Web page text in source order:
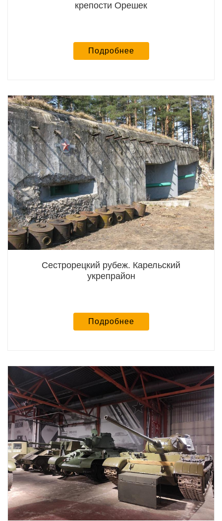
крепости Орешек
Подробнее
Сестрорецкий рубеж. Карельский
укрепрайон
Подробнее